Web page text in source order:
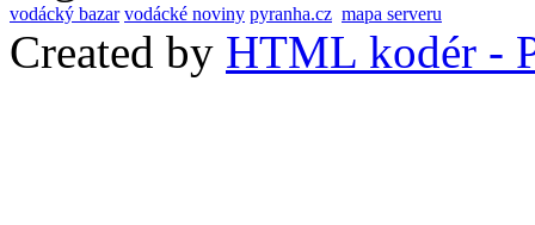
vodácký bazar vodácké noviny pyranha.cz mapa serveru
Created by HTML kodér -